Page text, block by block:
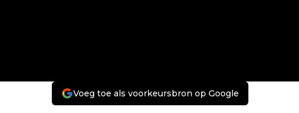
Voeg toe als voorkeursbron op Google